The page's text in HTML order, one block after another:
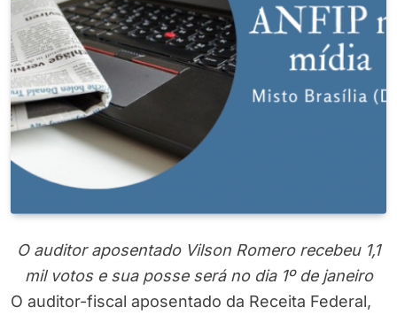
O auditor aposentado Vilson Romero recebeu 1,1
mil votos e sua posse será no dia 1º de janeiro
O auditor-fiscal aposentado da Receita Federal,